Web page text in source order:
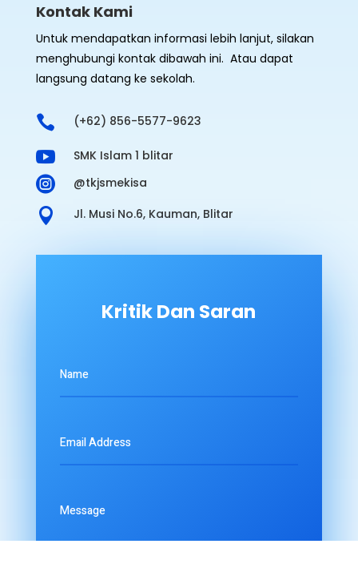
Kontak Kami
Untuk mendapatkan informasi lebih lanjut, silakan
menghubungi kontak dibawah ini. Atau dapat
langsung datang ke sekolah.
 (+62) 856-5577-9623
 SMK Islam 1 blitar
 @tkjsmekisa
 Jl. Musi No.6, Kauman, Blitar
Kritik Dan Saran